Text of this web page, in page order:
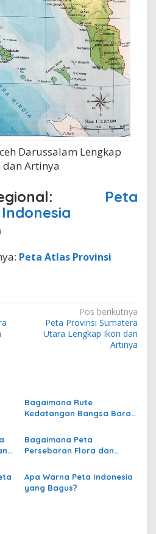
Darussalam Lengkap
dan Artinya
Peta
Peta Atlas Provinsi
Pos berikutnya
Peta Provinsi Sumatera
Utara Lengkap Ikon dan
Artinya
Bagaimana Rute
Kedatangan Bangsa Barat
Bagaimana Peta
Persebaran Flora dan
Apa Warna Peta Indonesia
yang Bagus?